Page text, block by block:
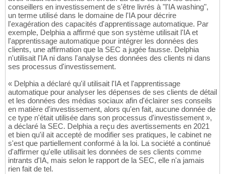
conseillers en investissement de s'être livrés à "l'IA washing",
un terme utilisé dans le domaine de l'IA pour décrire
l'exagération des capacités d'apprentissage automatique. Par
exemple, Delphia a affirmé que son système utilisait l'IA et
l'apprentissage automatique pour intégrer les données des
clients, une affirmation que la SEC a jugée fausse. Delphia
n'utilisait l'IA ni dans l'analyse des données des clients ni dans
ses processus d'investissement.
« Delphia a déclaré qu'il utilisait l'IA et l'apprentissage
automatique pour analyser les dépenses de ses clients de détail
et les données des médias sociaux afin d'éclairer ses conseils
en matière d'investissement, alors qu'en fait, aucune donnée de
ce type n'était utilisée dans son processus d'investissement »,
a déclaré la SEC. Delphia a reçu des avertissements en 2021
et bien qu'il ait accepté de modifier ses pratiques, le cabinet ne
s'est que partiellement conformé à la loi. La société a continué
d'affirmer qu'elle utilisait les données de ses clients comme
intrants d'IA, mais selon le rapport de la SEC, elle n'a jamais
rien fait de tel.